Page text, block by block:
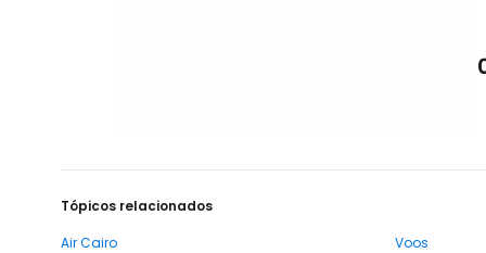
Tópicos relacionados
Air Cairo
Voos